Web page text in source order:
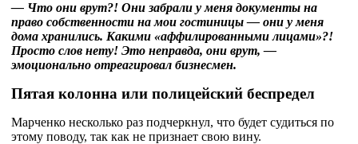
— Что они врут?! Они забрали у меня документы на
право собственности на мои гостиницы — они у меня
дома хранились. Какими «аффилированными лицами»?!
Просто слов нету! Это неправда, они врут, —
эмоционально отреагировал бизнесмен.
Пятая колонна или полицейский беспредел
Марченко несколько раз подчеркнул, что будет судиться по
этому поводу, так как не признает свою вину.